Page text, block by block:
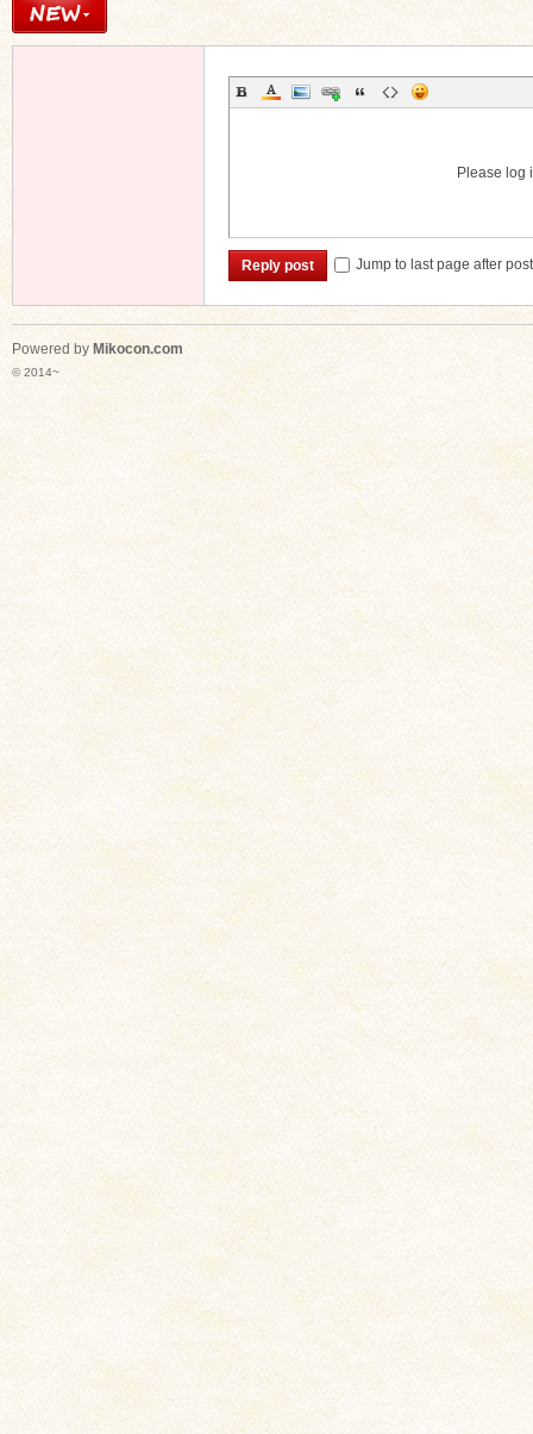
Please log
Reply post Jump to last page after
Powered by Mikocon.com
© 2014~